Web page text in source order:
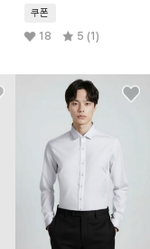
쿠폰
18 5 (1)